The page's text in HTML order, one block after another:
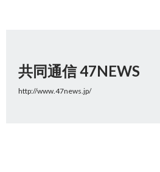
共同通信 47NEWS
http://www.47news.jp/